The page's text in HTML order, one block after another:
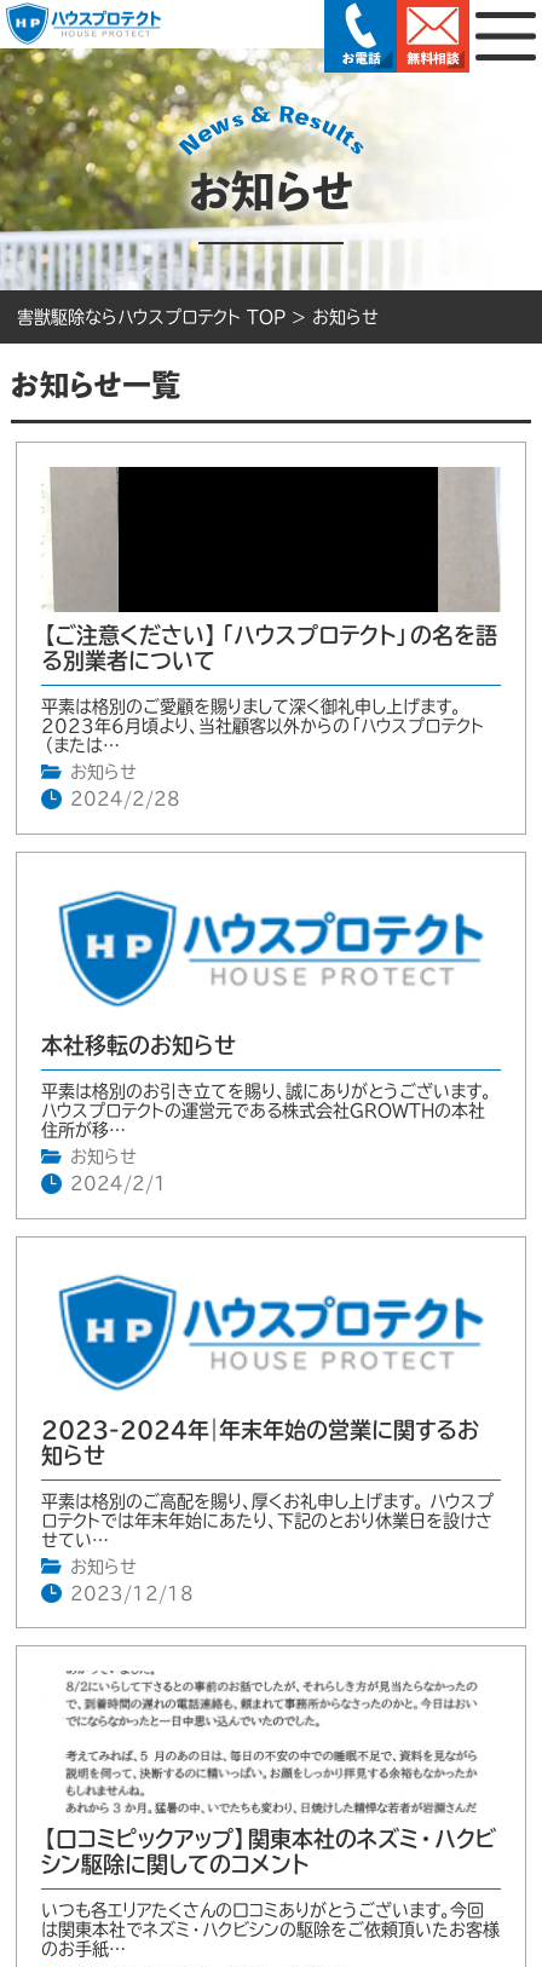
お知らせ
害獣駆除ならハウスプロテクト TOP > お知らせ
お知らせ一覧
【ご注意ください】「ハウスプロテクト」の名を語
る別業者について
平素は格別のご愛顧を賜りまして深く御礼申し上げます。
2023年6月頃より、当社顧客以外からの「ハウスプロテクト
（または…
お知らせ
2024/2/28
本社移転のお知らせ
平素は格別のお引き立てを賜り、誠にありがとうございます。
ハウスプロテクトの運営元である株式会社GROWTHの本社
住所が移…
お知らせ
2024/2/1
2023-2024年｜年末年始の営業に関するお
知らせ
平素は格別のご高配を賜り、厚くお礼申し上げます。 ハウスプ
ロテクトでは年末年始にあたり、下記のとおり休業日を設けさ
せてい…
お知らせ
2023/12/18
【口コミピックアップ】関東本社のネズミ・ハクビ
シン駆除に関してのコメント
いつも各エリアたくさんの口コミありがとうございます。今回
は関東本社でネズミ・ハクビシンの駆除をご依頼頂いたお客様
のお手紙…